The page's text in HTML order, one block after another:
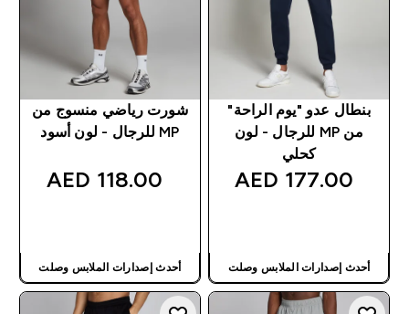
بنطال عدو "يوم الراحة"
من MP للرجال - لون
كحلي
177.00 AED‎
أحدث إصدارات الملابس وصلت
شورت رياضي منسوج من
MP للرجال - لون أسود
118.00 AED‎
أحدث إصدارات الملابس وصلت